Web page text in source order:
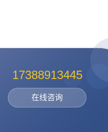
17388913445
在线咨询